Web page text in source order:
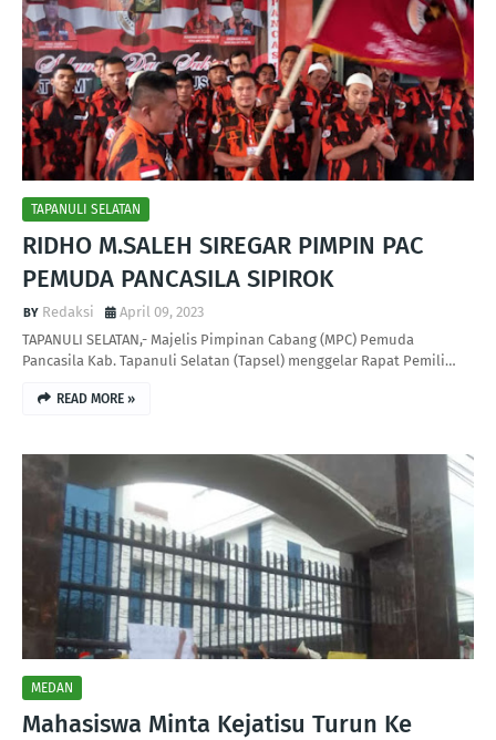
TAPANULI SELATAN
RIDHO M.SALEH SIREGAR PIMPIN PAC
PEMUDA PANCASILA SIPIROK
Redaksi
April 09, 2023
TAPANULI SELATAN,- Majelis Pimpinan Cabang (MPC) Pemuda
Pancasila Kab. Tapanuli Selatan (Tapsel) menggelar Rapat Pemili…
READ MORE »
MEDAN
Mahasiswa Minta Kejatisu Turun Ke